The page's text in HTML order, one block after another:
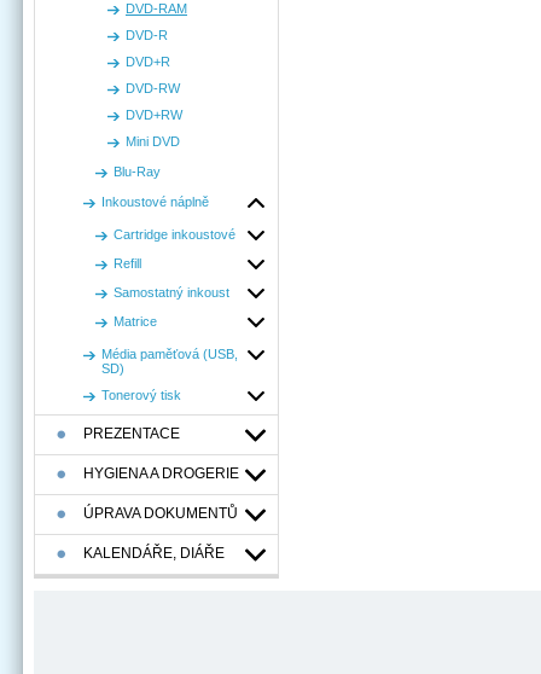
DVD-RAM
DVD-R
DVD+R
DVD-RW
DVD+RW
Mini DVD
Blu-Ray
Inkoustové náplně
Cartridge inkoustové
Refill
Samostatný inkoust
Matrice
Média paměťová (USB,
SD)
Tonerový tisk
PREZENTACE
HYGIENA A DROGERIE
ÚPRAVA DOKUMENTŮ
KALENDÁŘE, DIÁŘE